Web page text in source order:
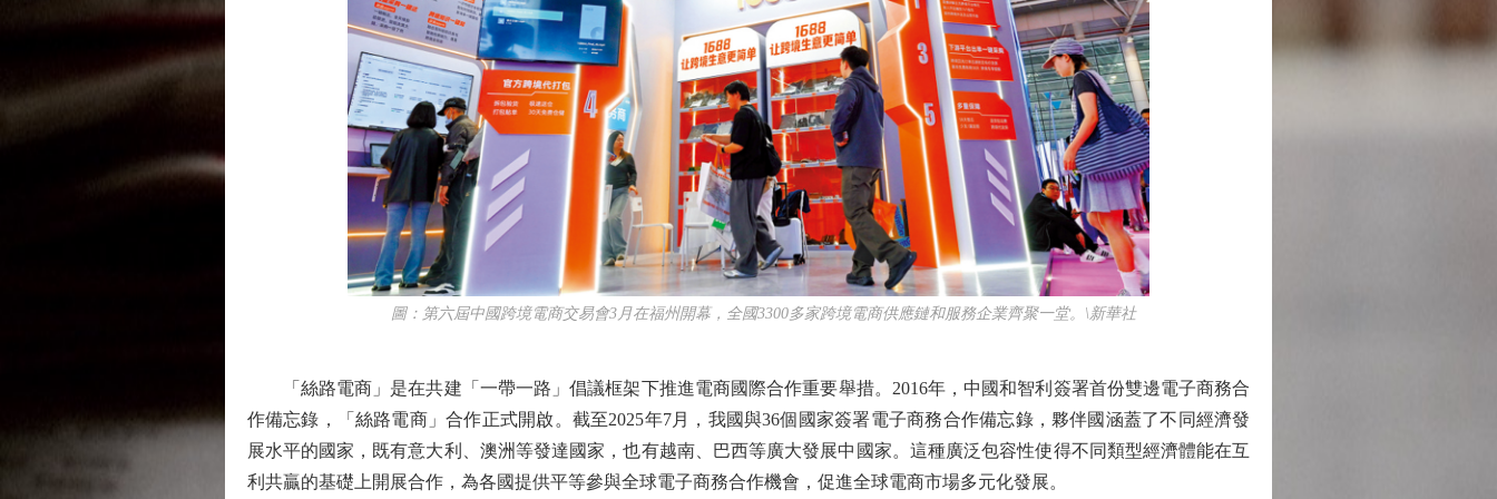
圖：第六屆中國跨境電商交易會3月在福州開幕，全國3300多家跨境電商供應鏈和服務企業齊聚一堂。\新華社
「絲路電商」是在共建「一帶一路」倡議框架下推進電商國際合作重要舉措。2016年，中國和智利簽署首份雙邊電子商務合
作備忘錄，「絲路電商」合作正式開啟。截至2025年7月，我國與36個國家簽署電子商務合作備忘錄，夥伴國涵蓋了不同經濟發
展水平的國家，既有意大利、澳洲等發達國家，也有越南、巴西等廣大發展中國家。這種廣泛包容性使得不同類型經濟體能在互
利共贏的基礎上開展合作，為各國提供平等參與全球電子商務合作機會，促進全球電商市場多元化發展。